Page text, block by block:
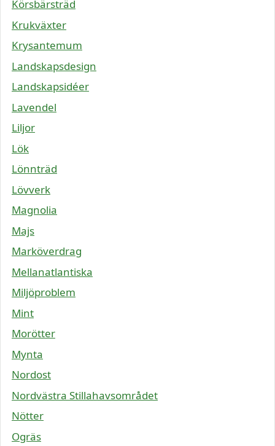
Körsbärsträd
Krukväxter
Krysantemum
Landskapsdesign
Landskapsidéer
Lavendel
Liljor
Lök
Lönnträd
Lövverk
Magnolia
Majs
Marköverdrag
Mellanatlantiska
Miljöproblem
Mint
Morötter
Mynta
Nordost
Nordvästra Stillahavsområdet
Nötter
Ogräs